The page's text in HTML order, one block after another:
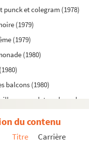
punck et colegram (1978)
(1979)
(1979)
(1980)
balcons (1980)
complet couleur
du contenu
Titre Carrière